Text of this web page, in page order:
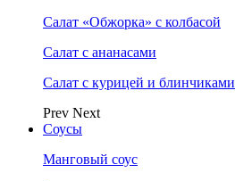
Салат «Обжорка» с колбасой
Салат с ананасами
Салат с курицей и блинчиками
Prev Next
Соусы
Манговый соус